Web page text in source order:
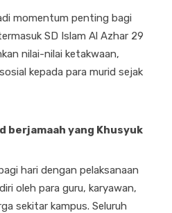
momentum penting bagi
SD Islam Al Azhar 29
nilai-nilai ketakwaan,
kepada para murid sejak
berjamaah yang Khusyuk
hari dengan pelaksanaan
oleh para guru, karyawan,
sekitar kampus. Seluruh